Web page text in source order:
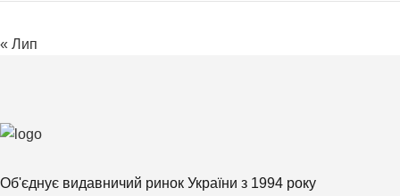
« Лип
Об'єднує видавничий ринок України з 1994 року